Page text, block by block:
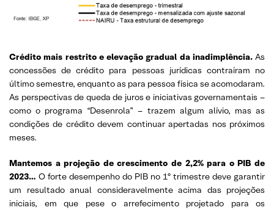
Crédito mais restrito e elevação gradual da inadimplência. As
concessões de crédito para pessoas jurídicas contraíram no
último semestre, enquanto as para pessoa física se acomodaram.
As perspectivas de queda de juros e iniciativas governamentais –
como o programa “Desenrola” – trazem algum alívio, mas as
condições de crédito devem continuar apertadas nos próximos
meses.
Mantemos a projeção de crescimento de 2,2% para o PIB de
2023… O forte desempenho do PIB no 1º trimestre deve garantir
um resultado anual consideravelmente acima das projeções
iniciais, em que pese o arrefecimento projetado para os